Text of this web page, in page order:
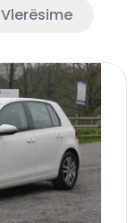
Vlerësime